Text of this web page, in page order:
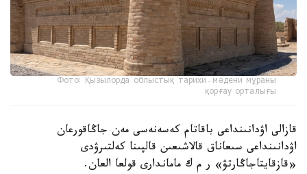
Фото: Қызылорда облыстық тарихи-мәдени мұраны
қорғау орталығы
قازالى اۋدانىنداعى باقاتام كەسەنەسى مەن جاڭاقورعان
اۋدانىنداعى سىعاناق قالاشىعىن قالپىنا كەلتىرۋدى
«قازقايتاجاڭارتۋ» ر م ك ماماندارى قولعا العان.